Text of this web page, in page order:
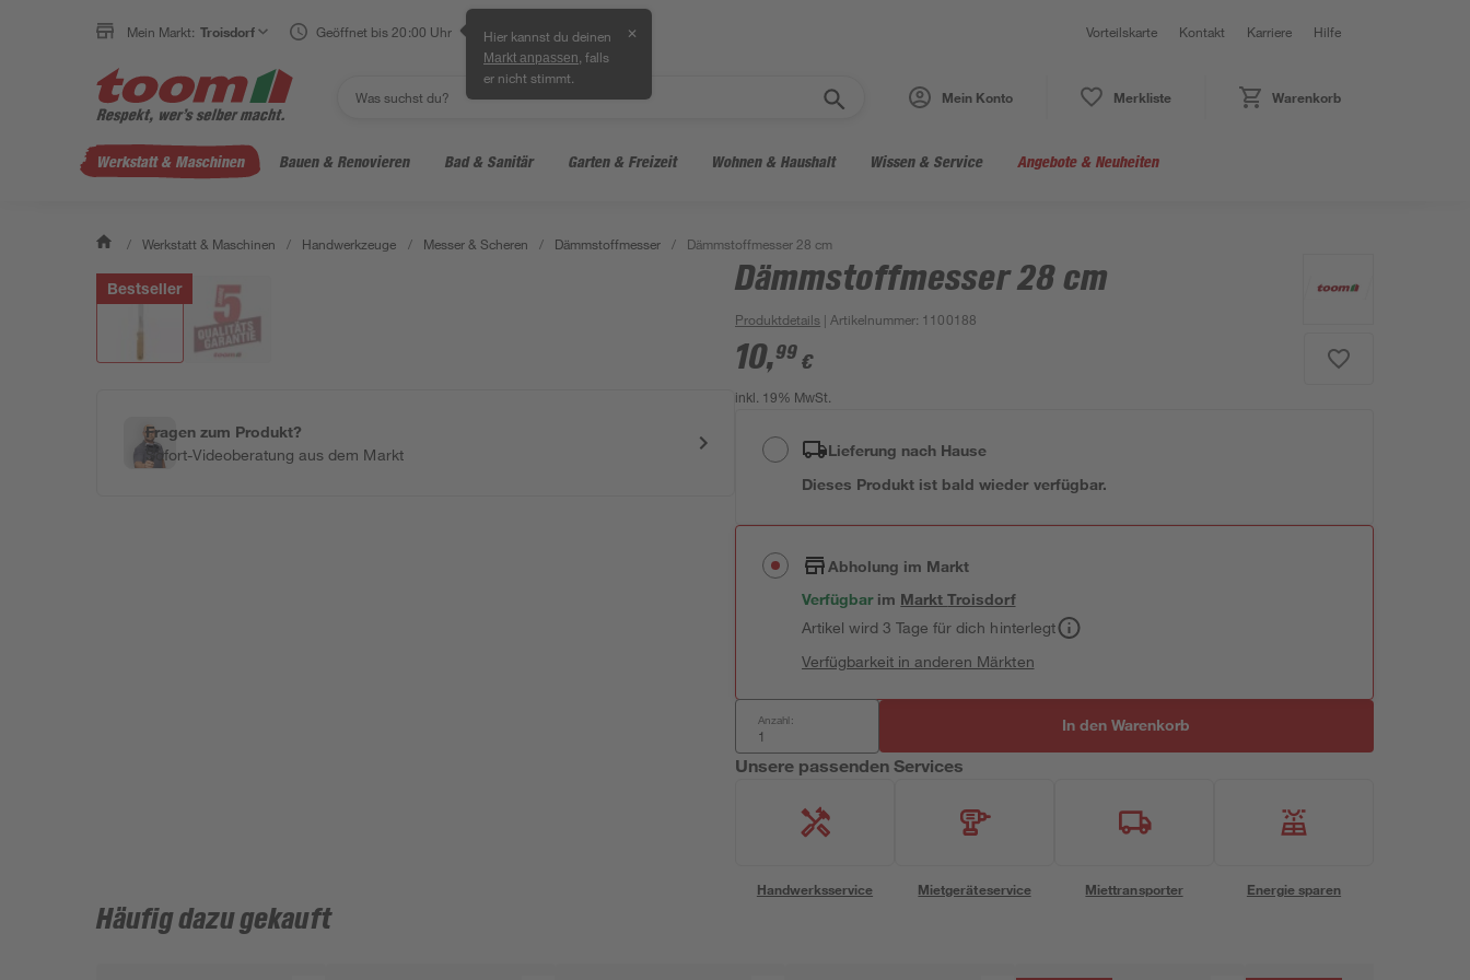
Mein Markt: Troisdorf Geöffnet bis 20:00 Uhr Hier kannst du deinen
Markt anpassen , falls
er nicht stimmt.
✕ Vorteilskarte Kontakt Karriere Hilfe
Mein Konto Merkliste Warenkorb
Werkstatt & Maschinen Bauen & Renovieren Bad & Sanitär Garten & Freizeit Wohnen & Haushalt Wissen & Service Angebote & Neuheiten
/ Werkstatt & Maschinen / Handwerkzeuge / Messer & Scheren / Dämmstoffmesser / Dämmstoffmesser 28 cm
Bestseller
Fragen zum Produkt?
Sofort-Videoberatung aus dem Markt
Dämmstoffmesser 28 cm
Produktdetails | Artikelnummer: 1100188
10,99 €
inkl. 19% MwSt.
Lieferung nach Hause
Dieses Produkt ist bald wieder verfügbar.
Abholung im Markt
Verfügbar im MarktTroisdorf
Artikel wird 3 Tage für dich hinterlegt
Verfügbarkeit in anderen Märkten
Anzahl: In den Warenkorb
Unsere passenden Services
Handwerksservice Mietgeräteservice Miettransporter Energie sparen
Häufig dazu gekauft